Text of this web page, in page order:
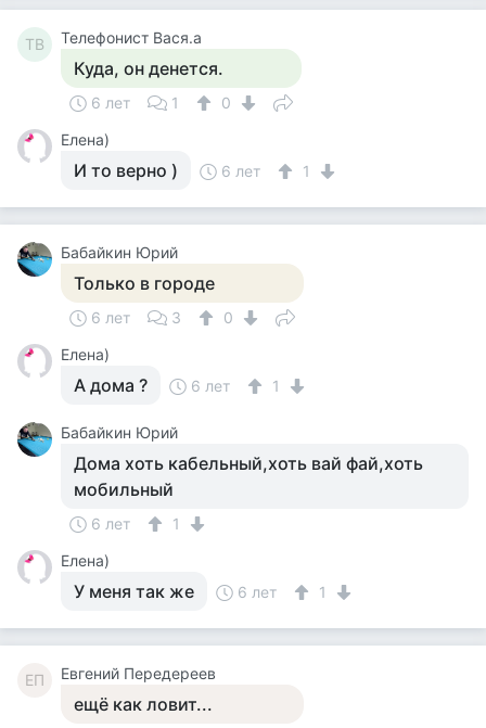
ТВ Телефонист Вася.а
Куда, он денется.
6 лет 1
0
Елена)
И то верно ) 6 лет 1
Бабайкин Юрий
Только в городе
6 лет 3
0
Елена)
А дома ? 6 лет 1
Бабайкин Юрий
Дома хоть кабельный,хоть вай фай,хоть
мобильный
6 лет
1
Елена)
У меня так же 6 лет 1
ЕП Евгений Передереев
ещё как ловит...